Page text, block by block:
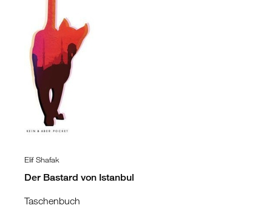
Elif Shafak
Der Bastard von Istanbul
Taschenbuch